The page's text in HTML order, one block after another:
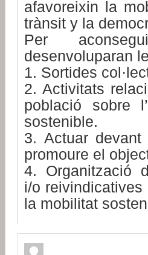
afavoreixin la
trànsit y la
Per
desenvoluparan
1. Sortides
2. Activitats
població sobre
sostenible.
3. Actuar
promoure el
4. Organització
i/o reivindicatives
la mobilitat